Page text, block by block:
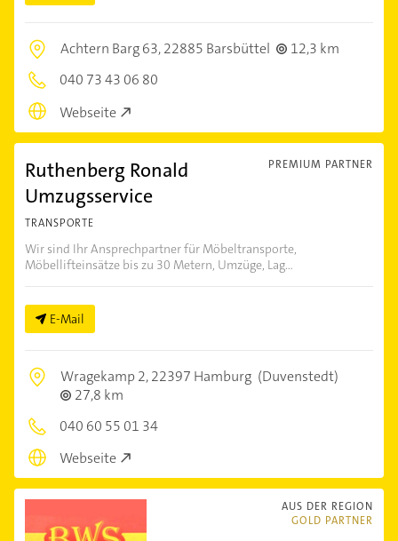
Achtern Barg 63,22885 Barsbüttel
12,3 km
040 73 43 06 80
Webseite
PREMIUM PARTNER
Ruthenberg Ronald
Umzugsservice
TRANSPORTE
Wir sind Ihr Ansprechpartner für Möbeltransporte,
Möbellifteinsätze bis zu 30 Metern, Umzüge, Lag...
E-Mail
Wragekamp 2,22397 Hamburg (Duvenstedt)
27,8 km
040 60 55 01 34
Webseite
AUS DER REGION
GOLD PARTNER